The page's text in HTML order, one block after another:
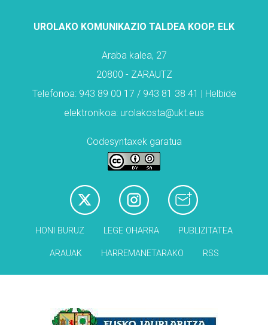
UROLAKO KOMUNIKAZIO TALDEA KOOP. ELK
Araba kalea, 27
20800 - ZARAUTZ
Telefonoa: 943 89 00 17 / 943 81 38 41 | Helbide
elektronikoa: urolakosta@ukt.eus
Codesyntaxek garatua
HONI BURUZ LEGE OHARRA PUBLIZITATEA
ARAUAK HARREMANETARAKO RSS